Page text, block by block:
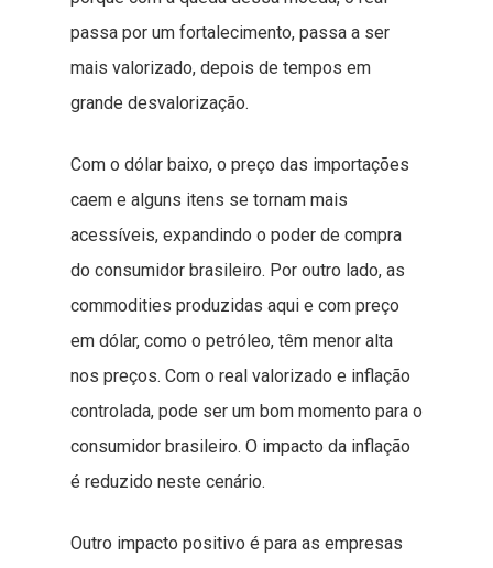
passa por um fortalecimento, passa a ser
mais valorizado, depois de tempos em
grande desvalorização.
Com o dólar baixo, o preço das importações
caem e alguns itens se tornam mais
acessíveis, expandindo o poder de compra
do consumidor brasileiro. Por outro lado, as
commodities produzidas aqui e com preço
em dólar, como o petróleo, têm menor alta
nos preços. Com o real valorizado e inflação
controlada, pode ser um bom momento para o
consumidor brasileiro. O impacto da inflação
é reduzido neste cenário.
Outro impacto positivo é para as empresas